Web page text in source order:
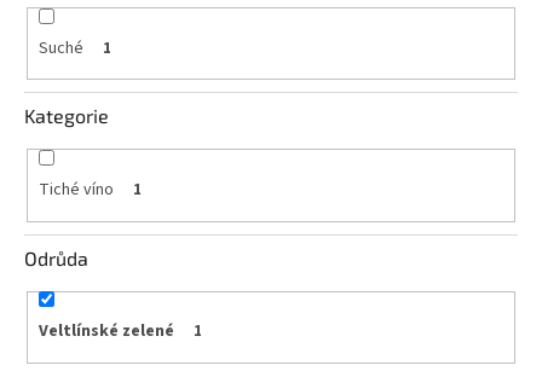
balení
vína
Delikatesy
k
vínu
Vývrtky
BiB
-
větší
Ostatní
vína
Suché 1
Kategorie
Tiché víno 1
Odrůda
Veltlínské zelené 1